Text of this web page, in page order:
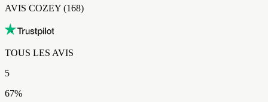
AVIS COZEY​​​​‌ ‍ ​‍​‍‌‍ ‌ ​‍‌‍‍‌‌‍‌ ‌‍‍‌‌‍ ‍​‍​‍​ ‍‍​‍​‍‌ ​ ‌‍​‌‌‍ ‍‌‍‍‌‌ ‌​‌ ‍‌​‍ ‍‌‍‍‌‌‍ ​‍​‍​‍ ​​‍​‍‌‍‍​‌ ​‍‌‍‌‌‌‍‌‍​‍​‍​ ‍‍​‍​‍‌‍‍​‌ ‌​‌ ‌​‌ ​​‌ ​ ​ ‍‍​‍ ​‍ ‌‍ ​‌‍ ‌‍​ ‌‍​‌‌‍ ​‌‍‍​‌‍ ‌ ​ ‌ ‌​​ ‍‍​ ​ ​ ​​​ ​​​ ​​​‍ ‌ ​ ‌ ‌​‌ ‌‌‌‍‌​‌‍‍‌‌‍ ​‍ ‌‍‍‌‌‍ ‍‌ ‌​‌‍‌‌‌‍ ‍‌ ‌​​‍ ‌‍‌‌‌‍‌​‌‍‍‌‌ ‌​​‍ ‌‍ ‌‌‍ ‌‍‌​‌‍‌‌​ ‌‌ ​​‌ ​‍‌‍‌‌‌ ​ ‌‍‌‌‌‍ ‍‌ ‌​‌‍​‌‌ ‌​‌‍‍‌‌‍ ‌‍ ‍​ ‍ ‌‍‍‌‌‍‌​​ ‌​ ‍​​ ‌ ‌‍​‌​ ‌‌​ ‌‍​ ‌‌‌‍​‌​ ‌‌​‍ ‌​ ‌ ‌‍‌‌‌‍​‍​ ‌‍​‍ ‌​ ‌​‌‍​‌​ ‌ ​ ‌‍​‍ ‌‌‍​‍​ ‌‍‌‍​‍‌‍‌​​‍ ‌‌‍‌‌‌‍‌‌​ ‌​​ ​‌‌‍‌‍​ ‌ ​ ​ ‌‍​ ​ ​‍‌‍‌​​ ‌​​ ​‍​ ‍ ‌ ‌​‌ ‍‌‌ ​​‌‍‌‌​ ‌‌ ​​‌‍‌​‌ ​​​ ‍ ‌ ​​‌‍​‌‌ ‌​‌‍‍​​ ‌‌ ‌‍‌‍​‌‌‍ ​‌ ‌‌‌‍‌‌‌​​‌‌‍‌​‌‍‌​‌‍‌‌‌‍‌​‌‌​ ‌‍‌‌‌‍​ ‌ ‌​‌‍‍‌‌‍ ‌‍ ‍‌ ​ ​‍‌‌​ ‌‌‌​​‍‌‌ ‌‍‍ ‌‍‌‌‌ ‍‌​‍‌‌​ ​ ‌​‌​​‍‌‌​ ​ ‌​‌​​‍‌‌​ ​‍​ ​‍‌‍​‍​ ‍‌‌‍​ ​ ​‌​ ‍‌​ ​ ​ ​ ​ ‍‌​ ​ ​ ​​​ ‌​‌‍​‌​‍‌‌​ ​‍​ ​‍​‍‌‌​ ‌‌‌​‌​​‍ ‍‌ ​‍‌‍‌‌‌ ‌‍‌‍‍‌‌‍‌‌‌ ‌ ‌‌​ ‌ ‌‌‌‍ ‌‌‍ ‌‌‍​‌‌ ​‍‌ ‍‌‌‌‌​‌‍‌‌‌‍ ‌‌ ​​‌‍ ​‌‍​‌‌ ‌​‌‍‌‌​‍ ‍‌ ​ ‌ ‌‌‌‍ ‌‌‍ ‌‌‍​‌‌ ​‍‌ ‍‌‌​‌​‌‍​‌‌ ‌​‌‍​‌​‍ ‍‌ ‌​‌‍ ‌ ‌​‌‍​‌‌‍ ​‌‌​‍‌‍​‌‌ ‌​‌‍‍‌‌‍ ‍‌‍‌ ‌‌‌​‌‍‌‌‌ ‍​‌ ‌​​ ‌‍​‍‌‍​‌‌ ​ ‌‍‌‌‌‌‌‌‌ ​‍‌‍ ​​ ‌‌‍‍​‌ ‌​‌ ‌​‌ ​​‌ ​ ​‍‌‌​ ​ ‌​​‌​‍‌‌​ ​‍‌​‌‍​‍‌‌​ ​‍‌​‌‍‌‍ ​‌‍ ‌‍​ ‌‍​‌‌‍ ​‌‍‍​‌‍ ‌ ​ ‌ ‌​​‍‌‌​ ​ ‌​​‌​ ​ ​ ​​​ ​​​ ​​​‍‌‌​ ​‍‌​‌‍‌ ​ ‌ ‌​‌ ‌‌‌‍‌​‌‍‍‌‌‍ ​‍‌‍‌‍‍‌‌‍‌​​ ‌​ ‍​​ ‌ ‌‍​‌​ ‌‌​ ‌‍​ ‌‌‌‍​‌​ ‌‌​‍ ‌​ ‌ ‌‍‌‌‌‍​‍​ ‌‍​‍ ‌​ ‌​‌‍​‌​ ‌ ​ ‌‍​‍ ‌‌‍​‍​ ‌‍‌‍​‍‌‍‌​​‍ ‌‌‍‌‌‌‍‌‌​ ‌​​ ​‌‌‍‌‍​ ‌ ​ ​ ‌‍​ ​ ​‍‌‍‌​​ ‌​​ ​‍​‍‌‍‌ ‌​‌ ‍‌‌ ​​‌‍‌‌​ ‌‌ ​​‌‍‌​‌ ​​​‍‌‍‌ ​​‌‍​‌‌ ‌​‌‍‍​​ ‌‌ ‌‍‌‍​‌‌‍ ​‌ ‌‌‌‍‌‌‌​​‌‌‍‌​‌‍‌​‌‍‌‌‌‍‌​‌‌​ ‌‍‌‌‌‍​ ‌ ‌​‌‍‍‌‌‍ ‌‍ ‍‌ ​ ​‍‌‌​ ‌‌‌​​‍‌‌ ‌‍‍ ‌‍‌‌‌ ‍‌​‍‌‌​ ​ ‌​‌​​‍‌‌​ ​ ‌​‌​​‍‌‌​ ​‍​ ​‍‌‍​‍​ ‍‌‌‍​ ​ ​‌​ ‍‌​ ​ ​ ​ ​ ‍‌​ ​ ​ ​​​ ‌​‌‍​‌​‍‌‌​ ​‍​ ​‍​‍‌‌​ ‌‌‌​‌​​‍ ‍‌ ​‍‌‍‌‌‌ ‌‍‌‍‍‌‌‍‌‌‌ ‌ ‌‌​ ‌ ‌‌‌‍ ‌‌‍ ‌‌‍​‌‌ ​‍‌ ‍‌‌‌‌​‌‍‌‌‌‍ ‌‌ ​​‌‍ ​‌‍​‌‌ ‌​‌‍‌‌​‍ ‍‌ ​ ‌ ‌‌‌‍ ‌‌‍ ‌‌‍​‌‌ ​‍‌ ‍‌‌​‌​‌‍​‌‌ ‌​‌‍​‌​‍ ‍‌ ‌​‌‍ ‌ ‌​‌‍​‌‌‍ ​‌‌​‍‌‍​‌‌ ‌​‌‍‍‌‌‍ ‍‌‍‌ ‌‌‌​‌‍‌‌‌ ‍​‌ ‌​​‍‌‍‌ ​​‌‍‌‌‌ ​‍‌ ​ ‌ ​​‌‍‌‌‌‍​ ‌ ‌​‌‍‍‌‌ ‌‍‌‍‌‌​ ‌‌ ​​‌ ‌‌‌‍​‍‌‍ ​‌‍‍‌‌ ​ ‌‍‍​‌‍‌‌‌‍‌​​‍​‍‌ ‌ (168)
TOUS LES AVIS​​​​‌ ‍ ​‍​‍‌‍ ‌ ​‍‌‍‍‌‌‍‌ ‌‍‍‌‌‍ ‍​‍​‍​ ‍‍​‍​‍‌ ​ ‌‍​‌‌‍ ‍‌‍‍‌‌ ‌​‌ ‍‌​‍ ‍‌‍‍‌‌‍ ​‍​‍​‍ ​​‍​‍‌‍‍​‌ ​‍‌‍‌‌‌‍‌‍​‍​‍​ ‍‍​‍​‍‌‍‍​‌ ‌​‌ ‌​‌ ​​‌ ​ ​ ‍‍​‍ ​‍ ‌‍ ​‌‍ ‌‍​ ‌‍​‌‌‍ ​‌‍‍​‌‍ ‌ ​ ‌ ‌​​ ‍‍​ ​ ​ ​​​ ​​​ ​​​‍ ‌ ​ ‌ ‌​‌ ‌‌‌‍‌​‌‍‍‌‌‍ ​‍ ‌‍‍‌‌‍ ‍‌ ‌​‌‍‌‌‌‍ ‍‌ ‌​​‍ ‌‍‌‌‌‍‌​‌‍‍‌‌ ‌​​‍ ‌‍ ‌‌‍ ‌‍‌​‌‍‌‌​ ‌‌ ​​‌ ​‍‌‍‌‌‌ ​ ‌‍‌‌‌‍ ‍‌ ‌​‌‍​‌‌ ‌​‌‍‍‌‌‍ ‌‍ ‍​ ‍ ‌‍‍‌‌‍‌​​ ‌​ ‍​​ ‌ ‌‍​‌​ ‌‌​ ‌‍​ ‌‌‌‍​‌​ ‌‌​‍ ‌​ ‌ ‌‍‌‌‌‍​‍​ ‌‍​‍ ‌​ ‌​‌‍​‌​ ‌ ​ ‌‍​‍ ‌‌‍​‍​ ‌‍‌‍​‍‌‍‌​​‍ ‌‌‍‌‌‌‍‌‌​ ‌​​ ​‌‌‍‌‍​ ‌ ​ ​ ‌‍​ ​ ​‍‌‍‌​​ ‌​​ ​‍​ ‍ ‌ ‌​‌ ‍‌‌ ​​‌‍‌‌​ ‌‌ ​​‌‍‌​‌ ​​​ ‍ ‌ ​​‌‍​‌‌ ‌​‌‍‍​​ ‌‌ ‌‍‌‍​‌‌‍ ​‌ ‌‌‌‍‌‌‌​​‌‌‍‌​‌‍‌​‌‍‌‌‌‍‌​‌‌​ ‌‍‌‌‌‍​ ‌ ‌​‌‍‍‌‌‍ ‌‍ ‍‌ ​ ​‍‌‌​ ‌‌‌​​‍‌‌ ‌‍‍ ‌‍‌‌‌ ‍‌​‍‌‌​ ​ ‌​‌​​‍‌‌​ ​ ‌​‌​​‍‌‌​ ​‍​ ​‍‌‍​‍​ ‍‌‌‍​ ​ ​‌​ ‍‌​ ​ ​ ​ ​ ‍‌​ ​ ​ ​​​ ‌​‌‍​‌​‍‌‌​ ​‍​ ​‍​‍‌‌​ ‌‌‌​‌​​‍ ‍‌ ​‍‌‍‌‌‌ ‌‍‌‍‍‌‌‍‌‌‌ ‌ ‌‌​ ‌ ‌‌‌‍ ‌‌‍ ‌‌‍​‌‌ ​‍‌ ‍‌‌‌‌​‌‍‌‌‌‍ ‌‌ ​​‌‍ ​‌‍​‌‌ ‌​‌‍‌‌​‍ ‍‌‍​‍‌ ​‍‌‍‌‌‌‍​‌‌‍‍ ‌‍‌​‌‍ ‌ ‌ ‌‍ ‍‌​‌​‌‍​‌‌ ‌​‌‍​‌​‍ ‍‌ ‌​‌‍‍‌‌ ‌​‌‍ ​‌‍‌‌​ ‌‍​‍‌‍​‌‌ ​ ‌‍‌‌‌‌‌‌‌ ​‍‌‍ ​​ ‌‌‍‍​‌ ‌​‌ ‌​‌ ​​‌ ​ ​‍‌‌​ ​ ‌​​‌​‍‌‌​ ​‍‌​‌‍​‍‌‌​ ​‍‌​‌‍‌‍ ​‌‍ ‌‍​ ‌‍​‌‌‍ ​‌‍‍​‌‍ ‌ ​ ‌ ‌​​‍‌‌​ ​ ‌​​‌​ ​ ​ ​​​ ​​​ ​​​‍‌‌​ ​‍‌​‌‍‌ ​ ‌ ‌​‌ ‌‌‌‍‌​‌‍‍‌‌‍ ​‍‌‍‌‍‍‌‌‍‌​​ ‌​ ‍​​ ‌ ‌‍​‌​ ‌‌​ ‌‍​ ‌‌‌‍​‌​ ‌‌​‍ ‌​ ‌ ‌‍‌‌‌‍​‍​ ‌‍​‍ ‌​ ‌​‌‍​‌​ ‌ ​ ‌‍​‍ ‌‌‍​‍​ ‌‍‌‍​‍‌‍‌​​‍ ‌‌‍‌‌‌‍‌‌​ ‌​​ ​‌‌‍‌‍​ ‌ ​ ​ ‌‍​ ​ ​‍‌‍‌​​ ‌​​ ​‍​‍‌‍‌ ‌​‌ ‍‌‌ ​​‌‍‌‌​ ‌‌ ​​‌‍‌​‌ ​​​‍‌‍‌ ​​‌‍​‌‌ ‌​‌‍‍​​ ‌‌ ‌‍‌‍​‌‌‍ ​‌ ‌‌‌‍‌‌‌​​‌‌‍‌​‌‍‌​‌‍‌‌‌‍‌​‌‌​ ‌‍‌‌‌‍​ ‌ ‌​‌‍‍‌‌‍ ‌‍ ‍‌ ​ ​‍‌‌​ ‌‌‌​​‍‌‌ ‌‍‍ ‌‍‌‌‌ ‍‌​‍‌‌​ ​ ‌​‌​​‍‌‌​ ​ ‌​‌​​‍‌‌​ ​‍​ ​‍‌‍​‍​ ‍‌‌‍​ ​ ​‌​ ‍‌​ ​ ​ ​ ​ ‍‌​ ​ ​ ​​​ ‌​‌‍​‌​‍‌‌​ ​‍​ ​‍​‍‌‌​ ‌‌‌​‌​​‍ ‍‌ ​‍‌‍‌‌‌ ‌‍‌‍‍‌‌‍‌‌‌ ‌ ‌‌​ ‌ ‌‌‌‍ ‌‌‍ ‌‌‍​‌‌ ​‍‌ ‍‌‌‌‌​‌‍‌‌‌‍ ‌‌ ​​‌‍ ​‌‍​‌‌ ‌​‌‍‌‌​‍ ‍‌‍​‍‌ ​‍‌‍‌‌‌‍​‌‌‍‍ ‌‍‌​‌‍ ‌ ‌ ‌‍ ‍‌​‌​‌‍​‌‌ ‌​‌‍​‌​‍ ‍‌ ‌​‌‍‍‌‌ ‌​‌‍ ​‌‍‌‌​‍‌‍‌ ​​‌‍‌‌‌ ​‍‌ ​ ‌ ​​‌‍‌‌‌‍​ ‌ ‌​‌‍‍‌‌ ‌‍‌‍‌‌​ ‌‌ ​​‌ ‌‌‌‍​‍‌‍ ​‌‍‍‌‌ ​ ‌‍‍​‌‍‌‌‌‍‌​​‍​‍‌ ‌
5
67%